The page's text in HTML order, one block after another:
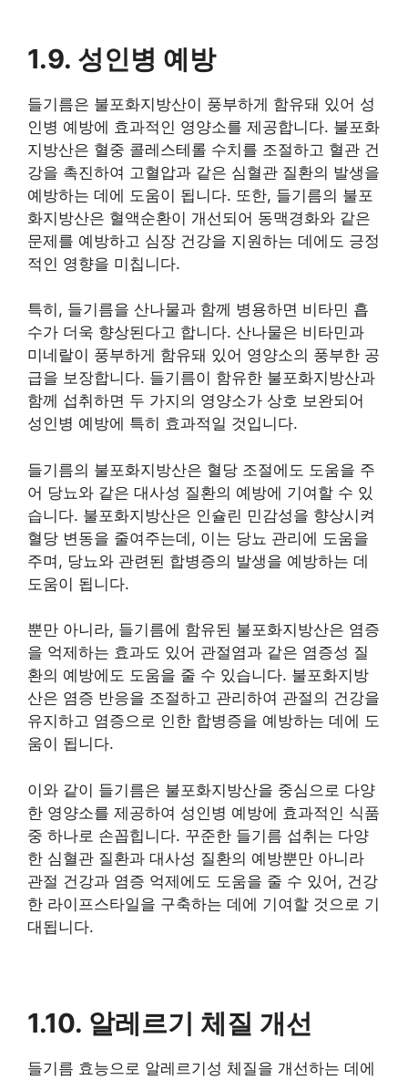
1.9. 성인병 예방
들기름은 불포화지방산이 풍부하게 함유돼 있어 성
인병 예방에 효과적인 영양소를 제공합니다. 불포화
지방산은 혈중 콜레스테롤 수치를 조절하고 혈관 건
강을 촉진하여 고혈압과 같은 심혈관 질환의 발생을
예방하는 데에 도움이 됩니다. 또한, 들기름의 불포
화지방산은 혈액순환이 개선되어 동맥경화와 같은
문제를 예방하고 심장 건강을 지원하는 데에도 긍정
적인 영향을 미칩니다.
특히, 들기름을 산나물과 함께 병용하면 비타민 흡
수가 더욱 향상된다고 합니다. 산나물은 비타민과
미네랄이 풍부하게 함유돼 있어 영양소의 풍부한 공
급을 보장합니다. 들기름이 함유한 불포화지방산과
함께 섭취하면 두 가지의 영양소가 상호 보완되어
성인병 예방에 특히 효과적일 것입니다.
들기름의 불포화지방산은 혈당 조절에도 도움을 주
어 당뇨와 같은 대사성 질환의 예방에 기여할 수 있
습니다. 불포화지방산은 인슐린 민감성을 향상시켜
혈당 변동을 줄여주는데, 이는 당뇨 관리에 도움을
주며, 당뇨와 관련된 합병증의 발생을 예방하는 데
도움이 됩니다.
뿐만 아니라, 들기름에 함유된 불포화지방산은 염증
을 억제하는 효과도 있어 관절염과 같은 염증성 질
환의 예방에도 도움을 줄 수 있습니다. 불포화지방
산은 염증 반응을 조절하고 관리하여 관절의 건강을
유지하고 염증으로 인한 합병증을 예방하는 데에 도
움이 됩니다.
이와 같이 들기름은 불포화지방산을 중심으로 다양
한 영양소를 제공하여 성인병 예방에 효과적인 식품
중 하나로 손꼽힙니다. 꾸준한 들기름 섭취는 다양
한 심혈관 질환과 대사성 질환의 예방뿐만 아니라
관절 건강과 염증 억제에도 도움을 줄 수 있어, 건강
한 라이프스타일을 구축하는 데에 기여할 것으로 기
대됩니다.
1.10. 알레르기 체질 개선
들기름 효능으로 알레르기성 체질을 개선하는 데에